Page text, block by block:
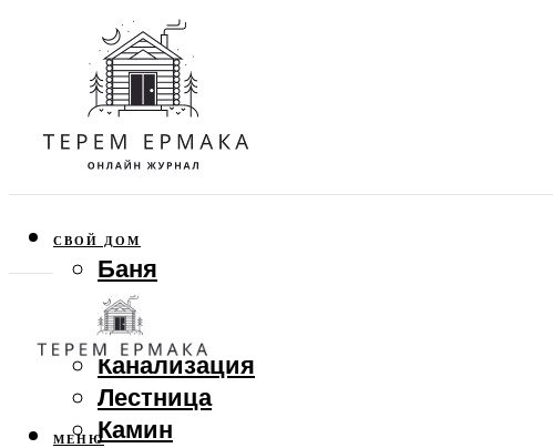
СВОЙ ДОМ
Баня
Веранда
Забор
Канализация
Лестница
Камин
МЕНЮ